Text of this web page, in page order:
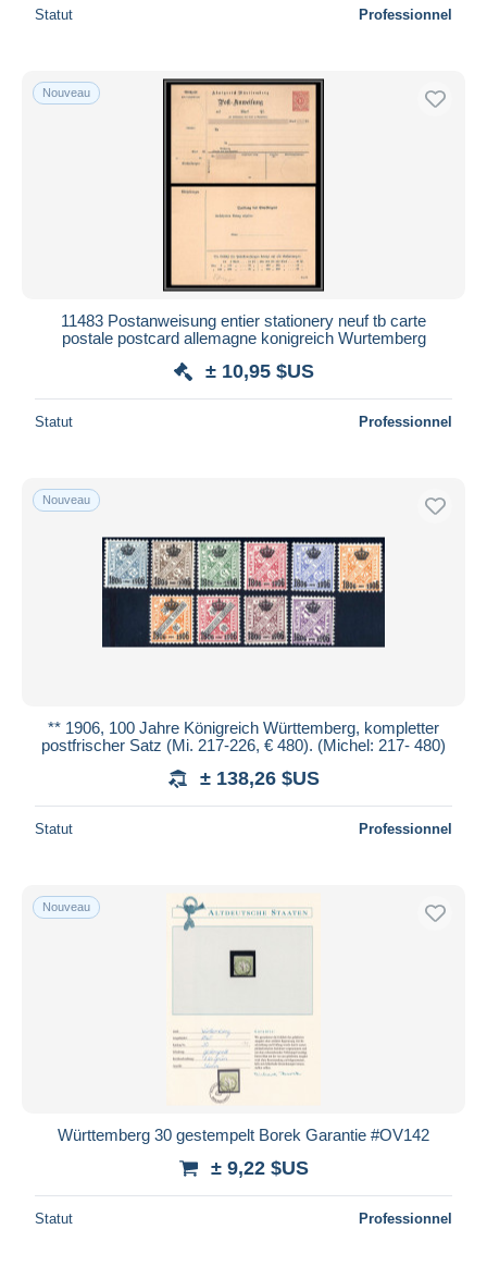
Statut Professionnel
Nouveau
11483 Postanweisung entier stationery neuf tb carte
postale postcard allemagne konigreich Wurtemberg
± 10,95 $US
Statut Professionnel
Nouveau
** 1906, 100 Jahre Königreich Württemberg, kompletter
postfrischer Satz (Mi. 217-226, € 480). (Michel: 217- 480)
± 138,26 $US
Statut Professionnel
Nouveau
Württemberg 30 gestempelt Borek Garantie #OV142
± 9,22 $US
Statut Professionnel